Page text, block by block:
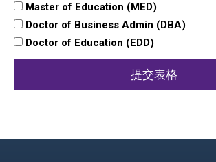
Master of Education (MED)
Doctor of Business Admin (DBA)
Doctor of Education (EDD)
提交表格